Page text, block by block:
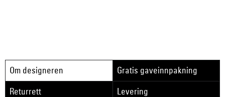
Om designeren
Gratis gaveinnpakning
Returrett
Levering